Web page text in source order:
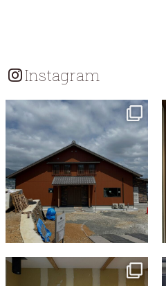
ョ
ン
Instagram
tomohouseinc
tomohouseinc